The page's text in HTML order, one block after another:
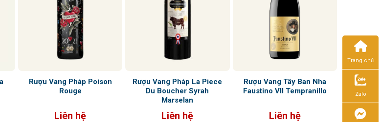
Rượu Vang Pháp Poison
Rouge
Liên hệ
Rượu Vang Pháp La Piece
Du Boucher Syrah
Marselan
Liên hệ
Rượu Vang Tây Ban Nha
Faustino VII Tempranillo
Liên hệ
Trang chủ
Zalo